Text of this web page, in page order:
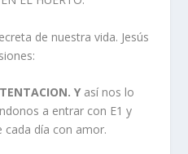
de nuestra vida. Jesús
Y así nos lo
a entrar con E1 y
cada día con amor.